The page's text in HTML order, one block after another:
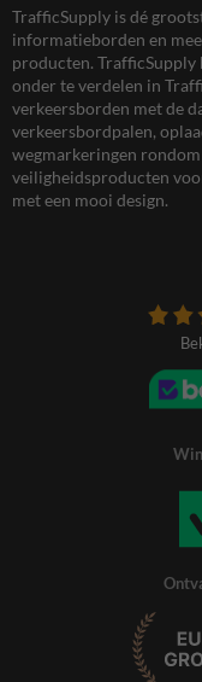
TrafficSupply is dé
informatieborden en
producten. TrafficSupply
onder te verdelen in
verkeersborden met de
verkeersbordpalen,
wegmarkeringen
veiligheidsproducten
met een mooi design.